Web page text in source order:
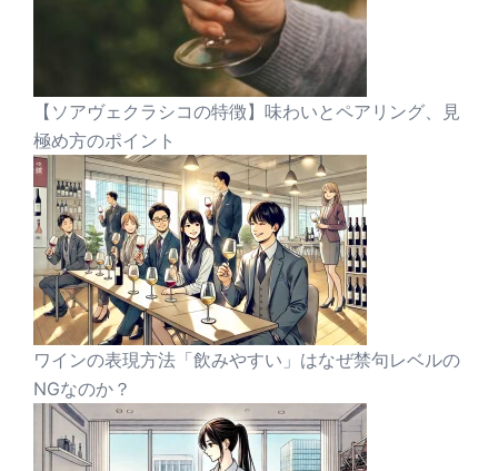
【ソアヴェクラシコの特徴】味わいとペアリング、見
極め方のポイント
ワインの表現方法「飲みやすい」はなぜ禁句レベルの
NGなのか？